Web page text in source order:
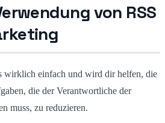
von RSS
wirklich einfach und wird dir helfen, die
die der Verantwortliche der
muss, zu reduzieren.